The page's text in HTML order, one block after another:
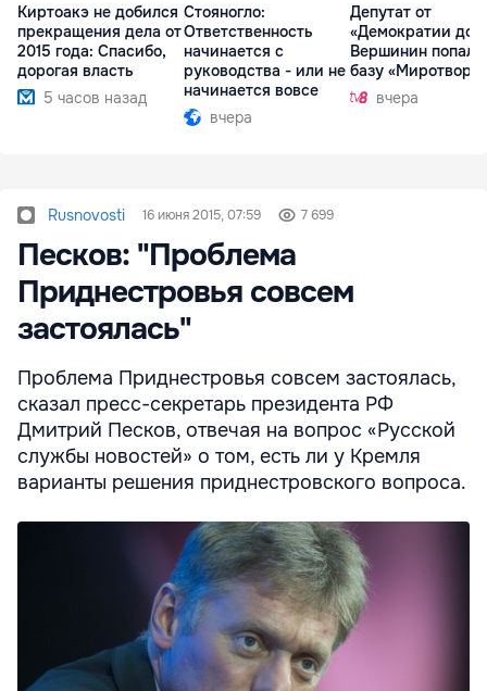
Киртоакэ не добился
прекращения дела от
2015 года: Спасибо,
дорогая власть
5 часов назад
Стояногло:
Ответственность
начинается с
руководства - или не
начинается вовсе
вчера
Депутат от
«Демократии
Вершинин попал в
базу
вчера
Rusnovosti 16 июня 2015, 07:59 7 699
Песков: "Проблема
Приднестровья совсем
застоялась"
Проблема Приднестровья совсем застоялась,
сказал пресс-секретарь президента РФ
Дмитрий Песков, отвечая на вопрос «Русской
службы новостей» о том, есть ли у Кремля
варианты решения приднестровского вопроса.